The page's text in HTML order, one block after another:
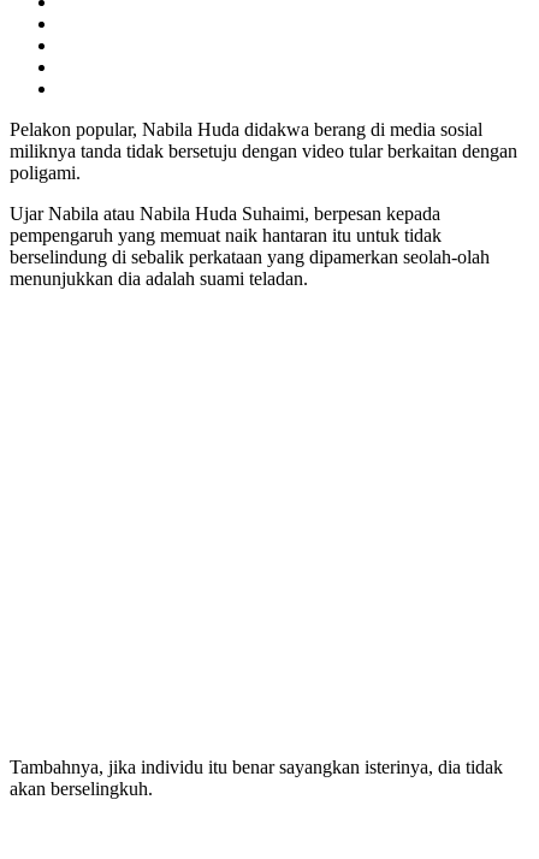
Pelakon popular, Nabila Huda didakwa berang di media sosial
miliknya tanda tidak bersetuju dengan video tular berkaitan dengan
poligami.
Ujar Nabila atau Nabila Huda Suhaimi, berpesan kepada
pempengaruh yang memuat naik hantaran itu untuk tidak
berselindung di sebalik perkataan yang dipamerkan seolah-olah
menunjukkan dia adalah suami teladan.
Tambahnya, jika individu itu benar sayangkan isterinya, dia tidak
akan berselingkuh.